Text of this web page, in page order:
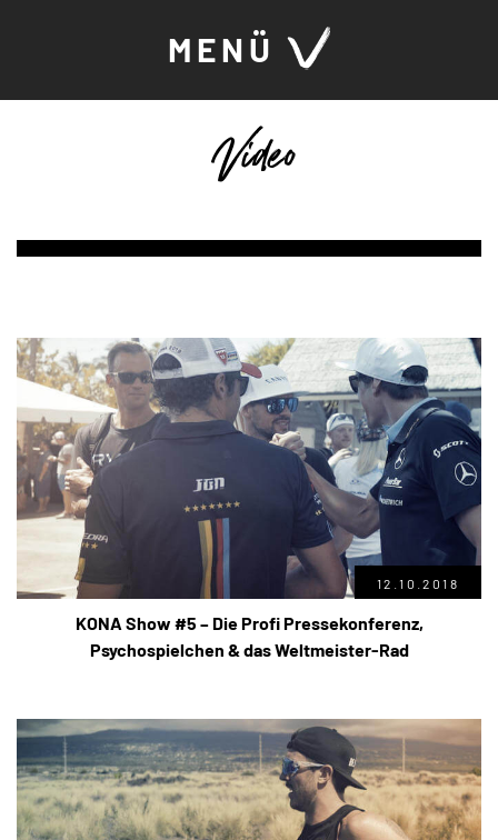
MENÜ
Video
12.10.2018
KONA Show #5 – Die Profi Pressekonferenz,
Psychospielchen & das Weltmeister-Rad